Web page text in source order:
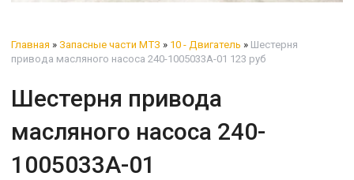
Главная » Запасные части МТЗ » 10 - Двигатель » Шестерня
привода масляного насоса 240-1005033А-01 123 руб
Шестерня привода
масляного насоса 240-
1005033А-01